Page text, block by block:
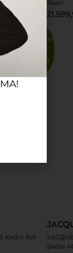
Saati
İndir
im!
Kadın Kol
Swiss